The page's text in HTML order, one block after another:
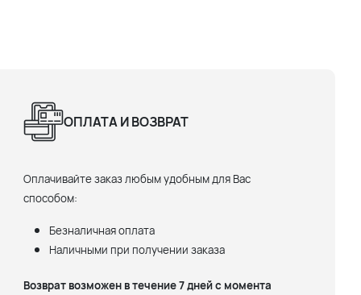
ОПЛАТА И ВОЗВРАТ
Оплачивайте заказ любым удобным для Вас
способом:
Безналичная оплата
Наличными при получении заказа
Возврат возможен в течение 7 дней с момента